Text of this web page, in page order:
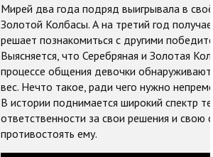
Мирей два года подряд выигрывала в
Золотой Колбасы. А на третий год
решает познакомиться с другими
Выясняется, что Серебряная и Золотая
процессе общения девочки
вес. Нечто такое, ради чего нужно
В истории поднимается широкий спектр
ответственности за свои решения и свою
противостоять ему.